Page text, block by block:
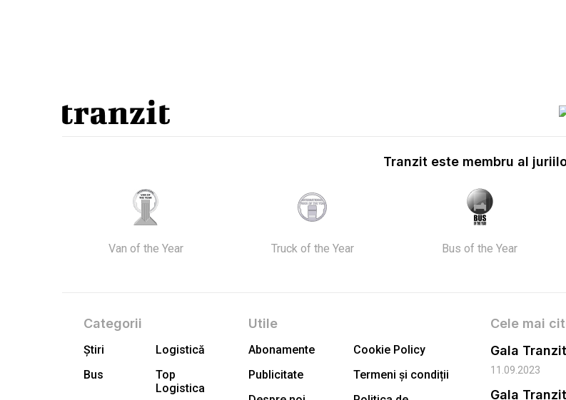
Tranzit este membru al
Van of the Year Truck of the Year Bus of the Year
Categorii
Știri
Logistică
Bus
Top
Logistica
Utile
Abonamente
Cookie Policy
Publicitate
Termeni și condiții
Cele mai
11.09.2023
Gala